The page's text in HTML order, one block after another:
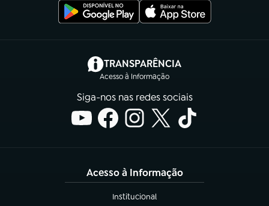
TRANSPARÊNCIA
Acesso à Informação
(abre em nova aba)
Siga-nos nas redes sociais
Acesso à Informação
Institucional
(abre em nova aba)